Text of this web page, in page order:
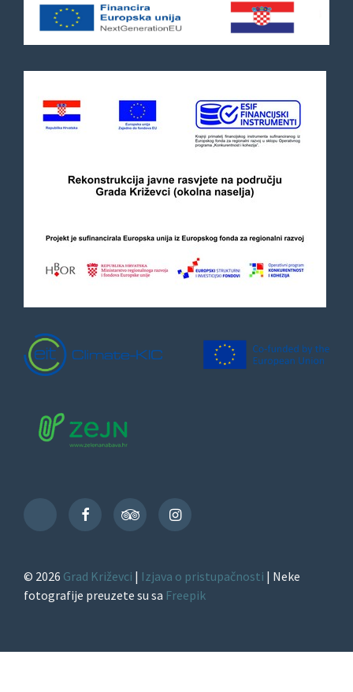
TikTok
FacebookTripAdvisorInstagram
© 2026 Grad Križevci | Izjava o pristupačnosti | Neke
fotografije preuzete su sa Freepik